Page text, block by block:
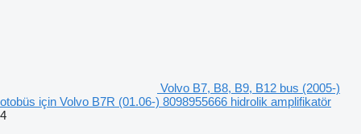
Volvo B7, B8, B9, B12 bus (2005-)
otobüs için Volvo B7R (01.06-) 8098955666 hidrolik amplifikatör
4